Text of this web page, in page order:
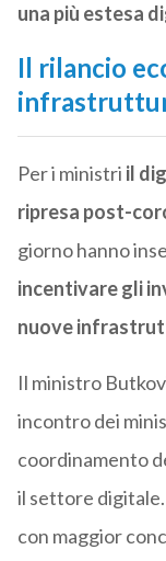
una più estesa
Il rilancio
Per i ministri il
ripresa post-
giorno hanno
incentivare gli
nuove
Il ministro
incontro dei
coordinamento
il settore
con maggior